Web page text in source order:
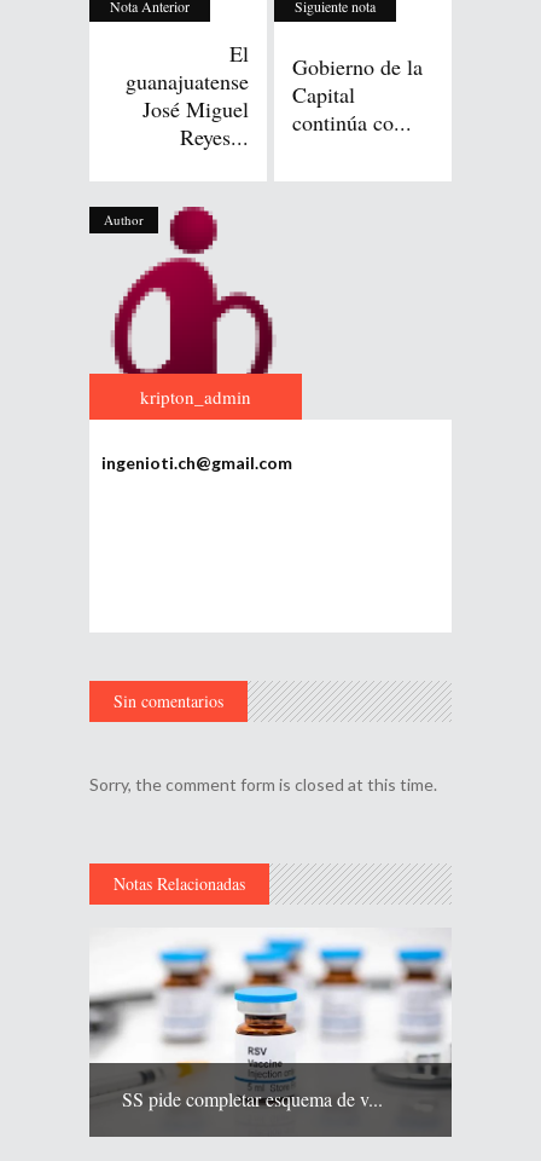
Nota Anterior
El
guanajuatense
José Miguel
Reyes...
Siguiente nota
Gobierno de la
Capital
continúa co...
Author
kripton_admin
ingenioti.ch@gmail.com
Sin comentarios
Sorry, the comment form is closed at this time.
Notas Relacionadas
SS pide completar esquema de v...